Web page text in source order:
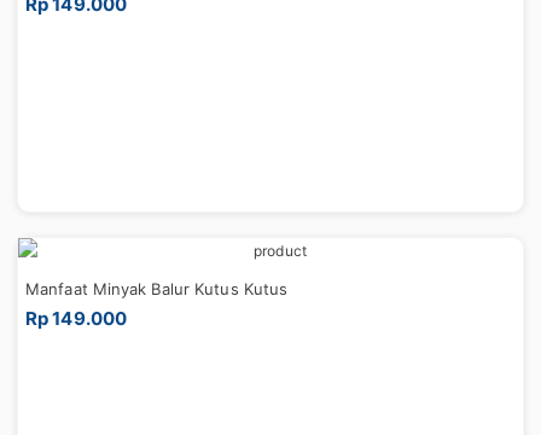
Manfaat Minyak Balur Kutus Kutus
Rp 149.000